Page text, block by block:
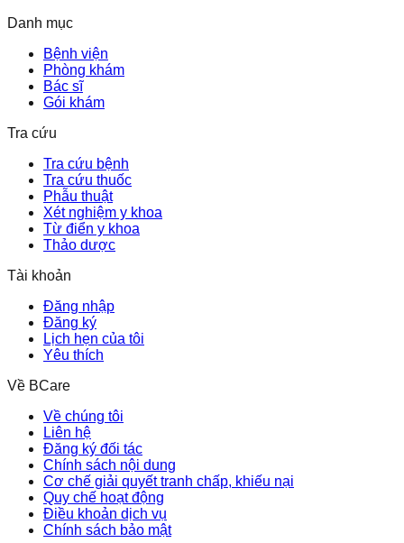
Danh mục
Bệnh viện
Phòng khám
Bác sĩ
Gói khám
Tra cứu
Tra cứu bệnh
Tra cứu thuốc
Phẫu thuật
Xét nghiệm y khoa
Từ điển y khoa
Thảo dược
Tài khoản
Đăng nhập
Đăng ký
Lịch hẹn của tôi
Yêu thích
Về BCare
Về chúng tôi
Liên hệ
Đăng ký đối tác
Chính sách nội dung
Cơ chế giải quyết tranh chấp, khiếu nại
Quy chế hoạt động
Điều khoản dịch vụ
Chính sách bảo mật